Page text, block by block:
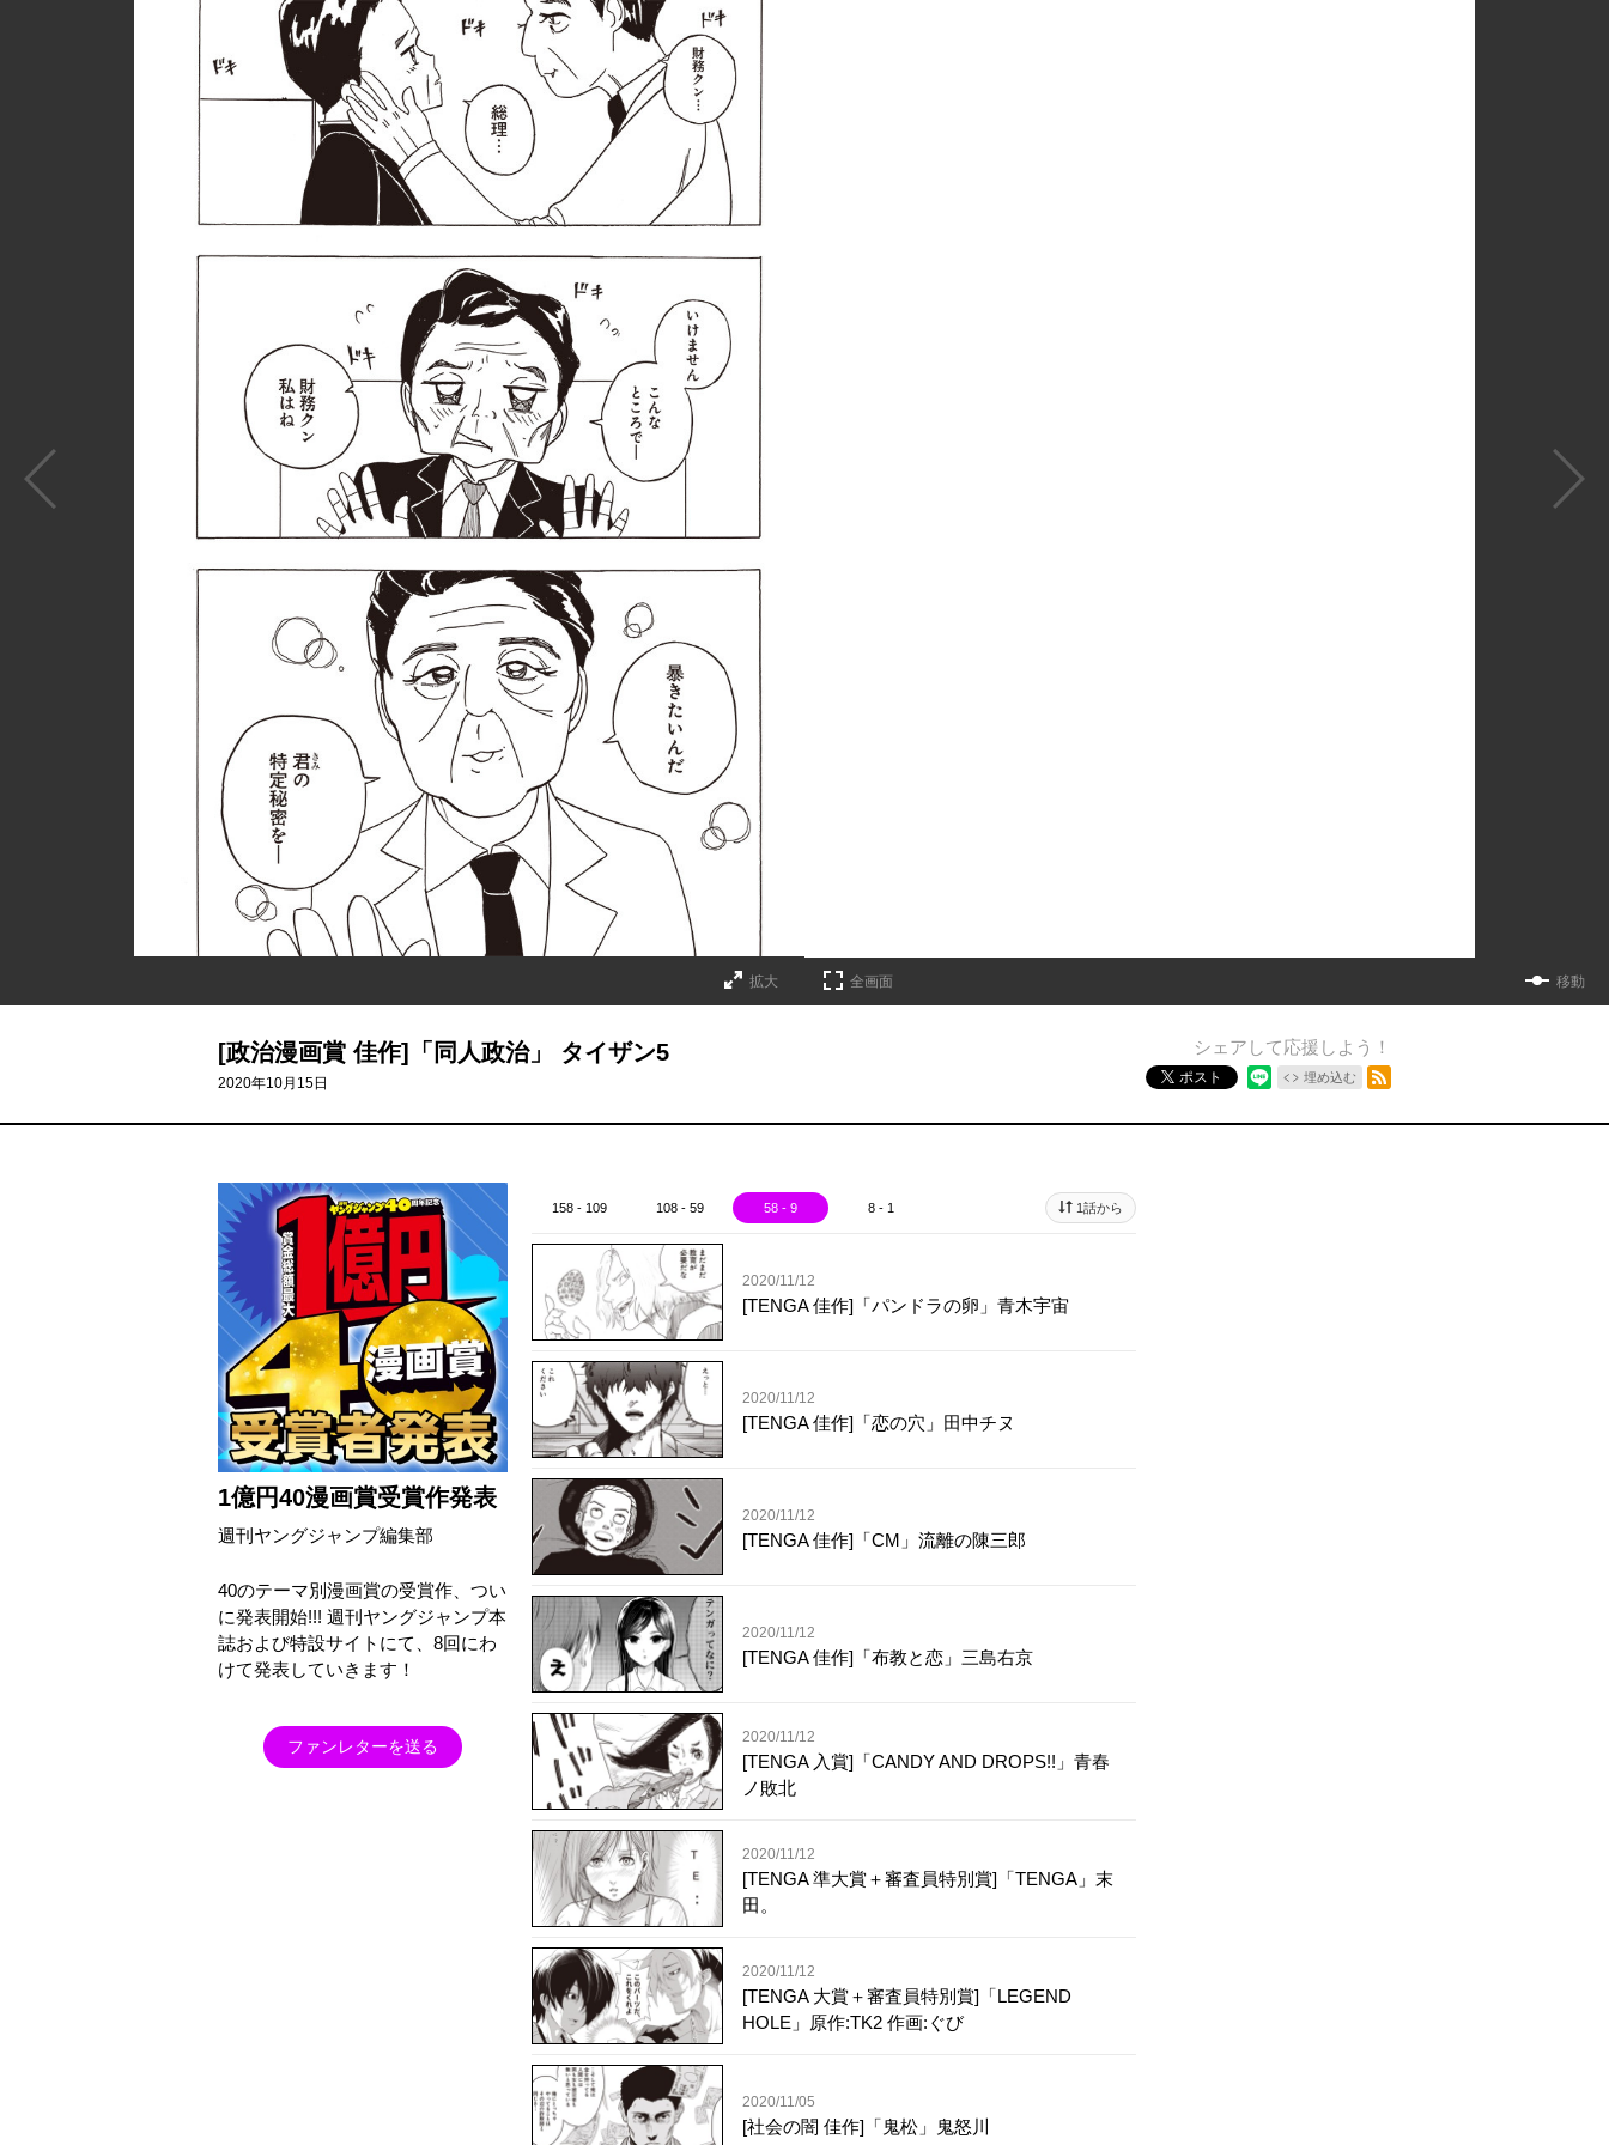
拡大 全画面 移動
[政治漫画賞 佳作]「同人政治」 タイザン5
2020年10月15日
シェアして応援しよう！
ポスト 埋め込む
1億円40漫画賞受賞作発表
週刊ヤングジャンプ編集部
40のテーマ別漫画賞の受賞作、つい
に発表開始!!! 週刊ヤングジャンプ本
誌および特設サイトにて、8回にわ
けて発表していきます！
ファンレターを送る
158 - 109 108 - 59 58 - 9 8 - 1 1話から
2020/11/12
[TENGA 佳作]「パンドラの卵」青木宇宙
2020/11/12
[TENGA 佳作]「恋の穴」田中チヌ
2020/11/12
[TENGA 佳作]「CM」流離の陳三郎
2020/11/12
[TENGA 佳作]「布教と恋」三島右京
2020/11/12
[TENGA 入賞]「CANDY AND DROPS!!」青春
ノ敗北
2020/11/12
[TENGA 準大賞＋審査員特別賞]「TENGA」末
田。
2020/11/12
[TENGA 大賞＋審査員特別賞]「LEGEND
HOLE」原作:TK2 作画:ぐび
2020/11/05
[社会の闇 佳作]「鬼松」鬼怒川